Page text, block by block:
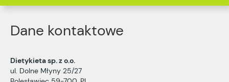
Dane kontaktowe
Dietykieta sp. z o.o.
ul. Dolne Młyny 25/27